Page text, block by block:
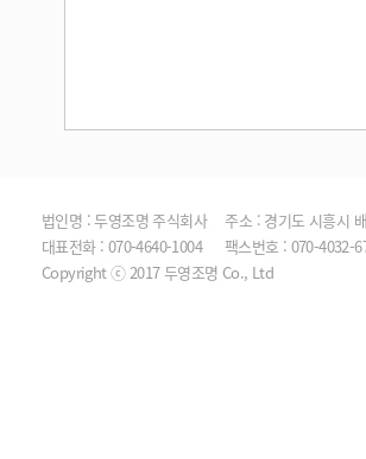
법인명 : 두영조명 주식회사
주소 : 경기도 시흥시
대표전화 : 070-4640-1004
팩스번호 : 070-4032-
Copyright ⓒ 2017 두영조명 Co., Ltd